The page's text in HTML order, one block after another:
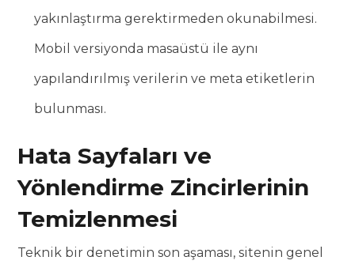
yakınlaştırma gerektirmeden okunabilmesi.
Mobil versiyonda masaüstü ile aynı
yapılandırılmış verilerin ve meta etiketlerin
bulunması.
Hata Sayfaları ve
Yönlendirme Zincirlerinin
Temizlenmesi
Teknik bir denetimin son aşaması, sitenin genel